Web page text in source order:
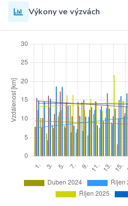
Výkony ve výzvách